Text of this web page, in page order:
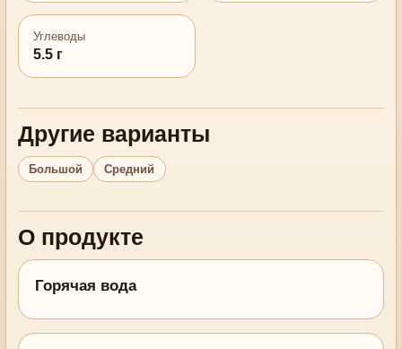
Углеводы
5.5 г
Другие варианты
Большой Средний
О продукте
Горячая вода